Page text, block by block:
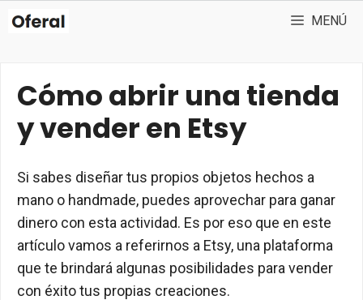
Saltar
MENÚ
Cómo abrir una tienda
y vender en Etsy
Si sabes diseñar tus propios objetos hechos a
mano o handmade, puedes aprovechar para ganar
dinero con esta actividad. Es por eso que en este
artículo vamos a referirnos a Etsy, una plataforma
que te brindará algunas posibilidades para vender
con éxito tus propias creaciones.